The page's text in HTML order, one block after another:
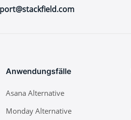
Anwendungsfälle
Asana Alternative
Monday Alternative